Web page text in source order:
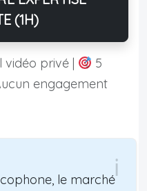
(1H)
vidéo privé |
5
engagement
le marché